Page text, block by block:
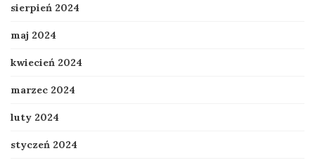
sierpień 2024
maj 2024
kwiecień 2024
marzec 2024
luty 2024
styczeń 2024